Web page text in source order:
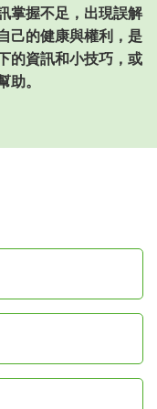
掌握不足，出現誤解
己的健康與權利，是
的資訊和小技巧，或
助。